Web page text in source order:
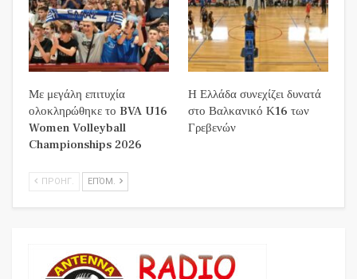
Με μεγάλη επιτυχία
ολοκληρώθηκε το BVA U16
Women Volleyball
Championships 2026
Η Ελλάδα συνεχίζει δυνατά
στο Βαλκανικό Κ16 των
Γρεβενών
ΠΡΟΗΓ. ΕΠΌΜ.